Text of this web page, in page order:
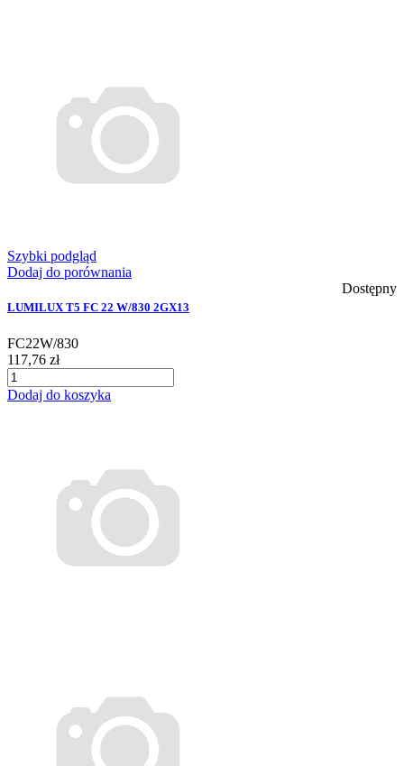
Szybki podgląd
Dodaj do porównania
Dostępny
LUMILUX T5 FC 22 W/830 2GX13
FC22W/830
117,76 zł
Dodaj do koszyka